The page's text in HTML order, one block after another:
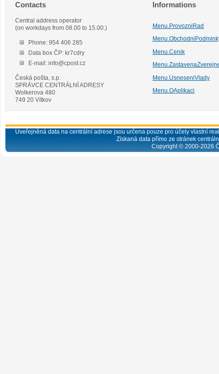
Contacts
Central address operator
(on workdays from 08.00 to 15.00.)
Phone: 954 406 285
Data box ČP: kr7cdry
E-mail: info@cpost.cz
Česká pošta, s.p.
SPRÁVCE CENTRÁLNÍ ADRESY
Wolkerova 480
749 20 Vítkov
Informations
Menu.ProvozniRad
Menu.Cenik
Menu.UsneseniVlady
Menu.OAplikaci
Uveřejněná data na centrální adrese jsou určena pouze pro účely vlastní
Získaná data přímo ze stránek
Copyright © 2000-2026